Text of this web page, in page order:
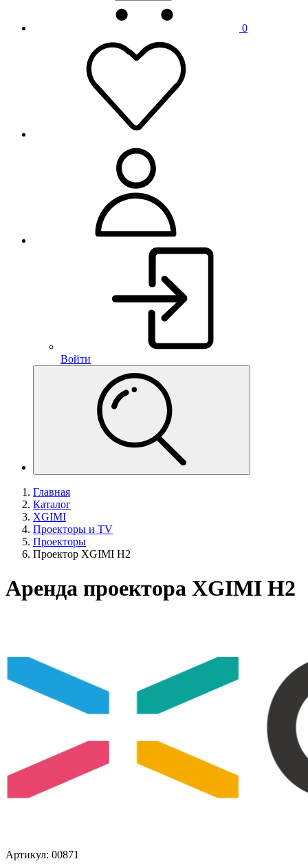
0
Войти
Главная
Каталог
XGIMI
Проекторы и TV
Проекторы
Проектор XGIMI H2
Аренда проектора XGIMI H2
Артикул: 00871